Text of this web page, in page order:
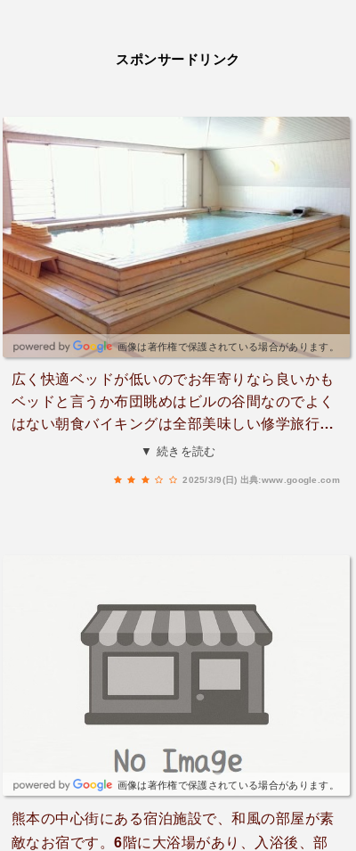
スポンサードリンク
画像は著作権で保護されている場合があります。
広く快適ベッドが低いのでお年寄りなら良いかも
ベッドと言うか布団眺めはビルの谷間なのでよく
はない朝食バイキングは全部美味しい修学旅行と
バッティングするかも？と聞いていたので覚悟し
▼ 続きを読む
2025/3/9(日) 出典:www.google.com
画像は著作権で保護されている場合があります。
熊本の中心街にある宿泊施設で、和風の部屋が素
敵なお宿です。6階に大浴場があり、入浴後、部